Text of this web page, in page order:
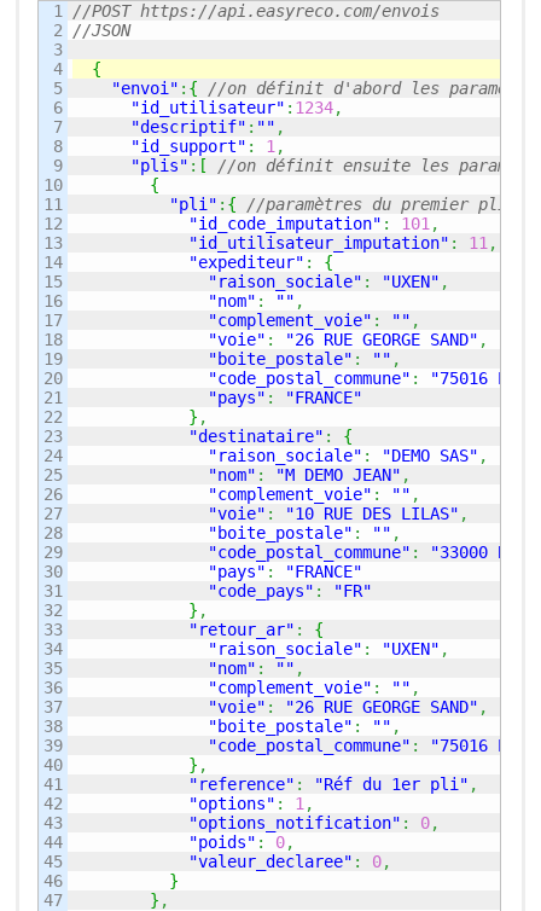
1
2
3
4
5
6
7
8
9
10
11
12
13
14
15
16
17
18
19
20
21
22
23
24
25
26
27
28
29
30
31
32
33
34
35
36
37
38
39
40
41
42
43
44
45
46
47
//POST https://api.easyreco.com/envois
//JSON
{
"envoi" : {
//on définit d'abord les
"id_utilisateur" : 1234,
"descriptif" : "" ,
"id_support" : 1 ,
"plis" : [
//on définit ensuite les
{
"pli" : {
//paramètres du premier pli
"id_code_imputation" : 101 ,
"id_utilisateur_imputation" : 11 ,
"expediteur" :
{
"raison_sociale" : "UXEN" ,
"nom" : "" ,
"complement_voie" : "" ,
"voie" : "26 RUE GEORGE SAND" ,
"boite_postale" : "" ,
"code_postal_commune" :
"75016
"pays" :
"FRANCE"
} ,
"destinataire" :
{
"raison_sociale" : "DEMO SAS" ,
"nom" : "M DEMO JEAN" ,
"complement_voie" : "" ,
"voie" : "10 RUE DES LILAS" ,
"boite_postale" : "" ,
"code_postal_commune" :
"33000
"pays" :
"FRANCE"
"code_pays" :
"FR"
} ,
"retour_ar" :
{
"raison_sociale" : "UXEN" ,
"nom" : "" ,
"complement_voie" : "" ,
"voie" : "26 RUE GEORGE SAND" ,
"boite_postale" : "" ,
"code_postal_commune" :
"75016
} ,
"reference" : "Réf du 1er pli" ,
"options" : 1 ,
"options_notification" : 0,
"poids" : 0,
"valeur_declaree" : 0,
}
} ,